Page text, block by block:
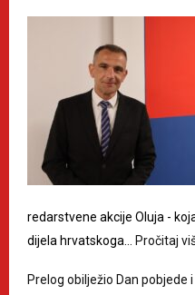
redarstvene akcije Oluja -
dijela hrvatskoga… Pročitaj
Prelog obilježio Dan pobjede